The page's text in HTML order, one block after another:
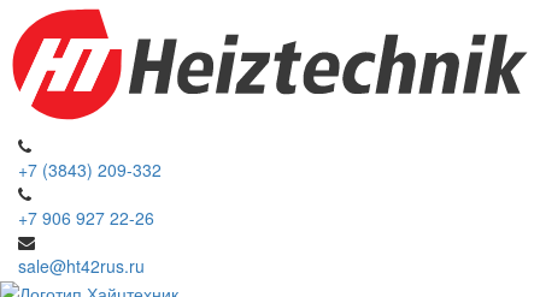
+7 (3843) 209-332
+7 906 927 22-26
sale@ht42rus.ru